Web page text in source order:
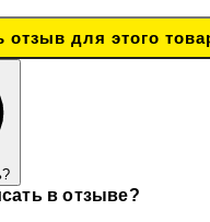
отзыв для этого
в отзыве?